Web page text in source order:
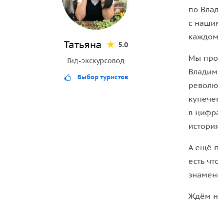
красивейшими лугами и реками.
Внимание: по Владимиру мы гуляем пешком!
достопримечательности все рядом) На
Покров на Нерли идем пешком. во Владимир
Татьяна
5.0
Гид-экскурсовод
Выбор туристов
по
с
Мы
в
А ещё
есть
Ждём